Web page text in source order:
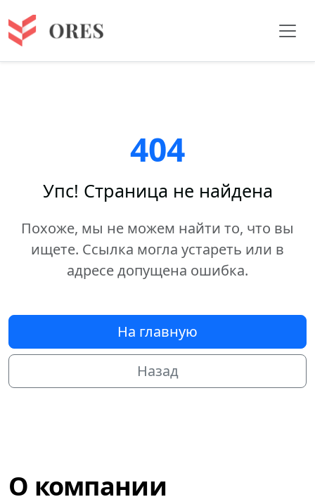
404
Упс! Страница не найдена
Похоже, мы не можем найти то, что вы
ищете. Ссылка могла устареть или в
адресе допущена ошибка.
На главную
Назад
О компании